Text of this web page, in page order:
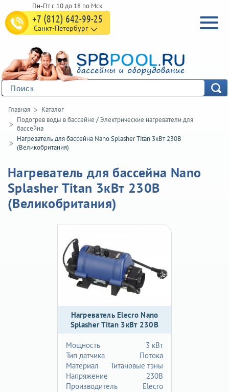
+7 (812) 642-99-25
Санкт-Петербург
Главная
Каталог
Подогрев воды в бассейне /Электрические нагреватели для
бассейна
Нагреватель для бассейна Nano Splasher Titan 3кВт 230В
(Великобритания)
Нагреватель для бассейна Nano
Splasher Titan 3кВт 230В
(Великобритания)
Нагреватель Elecro Nano
Splasher Titan 3кВт 230В
3 кВт
Мощность
Потока
Тип датчика
Титановые тэны
Материал
230В
Напряжение
Elecro
Производитель